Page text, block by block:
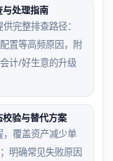
处理指南
完整排查路径：
置等高频原因，附
计/好生意的升级
验与替代方案
覆盖资产减少单
明确常见失败原因